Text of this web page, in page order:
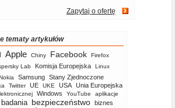
Zapytaj o ofertę
tematy artykułów
Apple Chiny Facebook Firefox
Lab Komisja Europejska Linux
Samsung Stany Zjednoczone
Twitter UE UKE USA Unia Europejska
Windows YouTube aplikacje
badania bezpieczeństwo biznes